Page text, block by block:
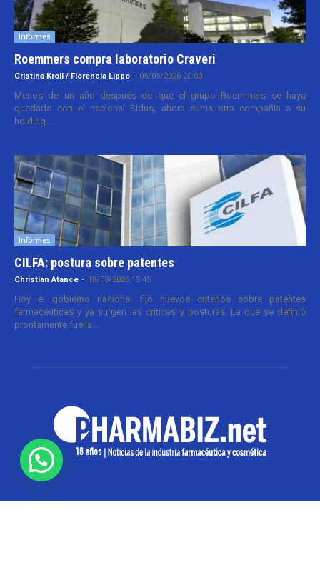
Informes
Roemmers compra laboratorio Craveri
Cristina Kroll / Florencia Lippo - 05/05/2026 20:00
Menos de un año después de que el grupo Roemmers se haya
quedado con el nacional Sidus, ahora suma otra compañía a su
holding....
Informes
CILFA: postura sobre patentes
Christian Atance - 18/03/2026 15:45
Hoy el gobierno nacional fijó nuevos criterios sobre patentes
farmacéuticas y ya surgen las críticas y posturas. La que se definió
prontamente fue la...